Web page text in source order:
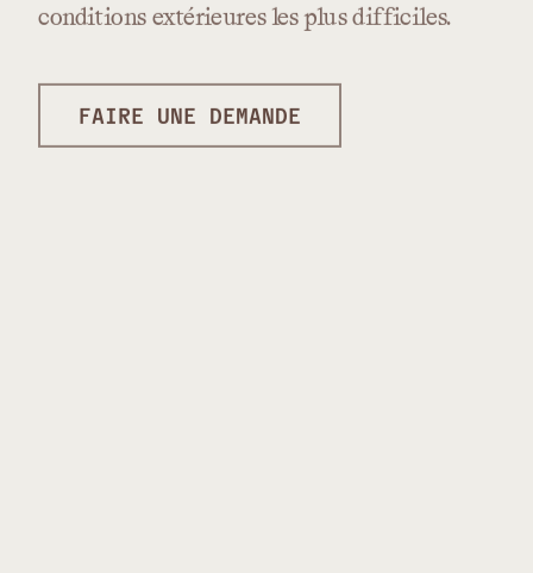
conditions extérieures lesplusdifficiles.
FAIRE UNE DEMANDE